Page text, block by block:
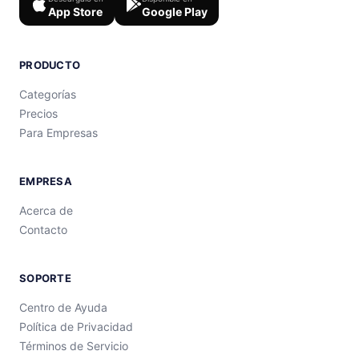
App Store Google Play
PRODUCTO
Categorías
Precios
Para Empresas
EMPRESA
Acerca de
Contacto
SOPORTE
Centro de Ayuda
Política de Privacidad
Términos de Servicio